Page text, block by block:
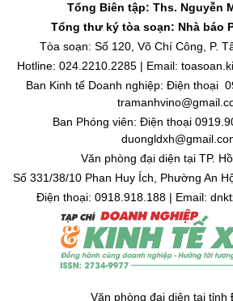
Tổng Biên tập: Ths. Nguyễn
Tổng thư ký tòa soạn: Nhà báo
Tòa soạn: Số 120, Võ Chí Công, P.
Hotline: 024.2210.2285 | Email:
Ban Kinh tế Doanh nghiệp: Điện thoại
Ban Phóng viên: Điện thoại
Văn phòng đại diện tại TP.
Số 331/38/10 Phan Huy Ích, Phường An
Điện thoại: 0918.918.188 | Email:
Văn phòng đại diện tại tỉnh